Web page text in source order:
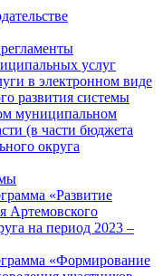
услуг
в электронном виде
развития системы
муниципальном
(в части бюджета
округа
«Развитие
Артемовского
на период 2023 –
«Формирование